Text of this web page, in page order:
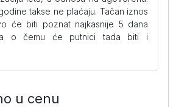
takse ne plaćaju. Tačan iznos
će biti poznat najkasnije 5 dana
o čemu će putnici tada biti i
u cenu